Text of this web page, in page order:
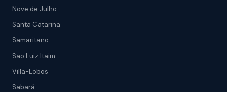
Nove de Julho
Santa Catarina
Samaritano
São Luiz Itaim
Villa-Lobos
Sabará